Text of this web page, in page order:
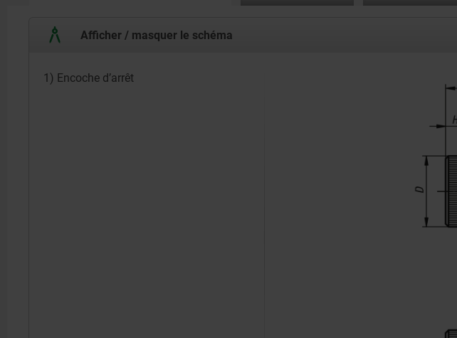
Afficher / masquer le schéma
1) Encoche d’arrêt